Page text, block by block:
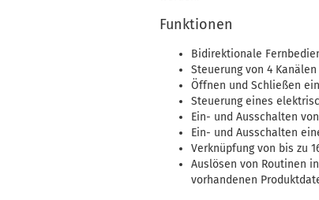
Funktionen
Bidirektionale
Steuerung von 4 Kanälen
Öffnen und Schließen
Steuerung eines
Ein- und Ausschalten
Ein- und Ausschalten
Verknüpfung von bis zu
Auslösen von Routinen
vorhandenen